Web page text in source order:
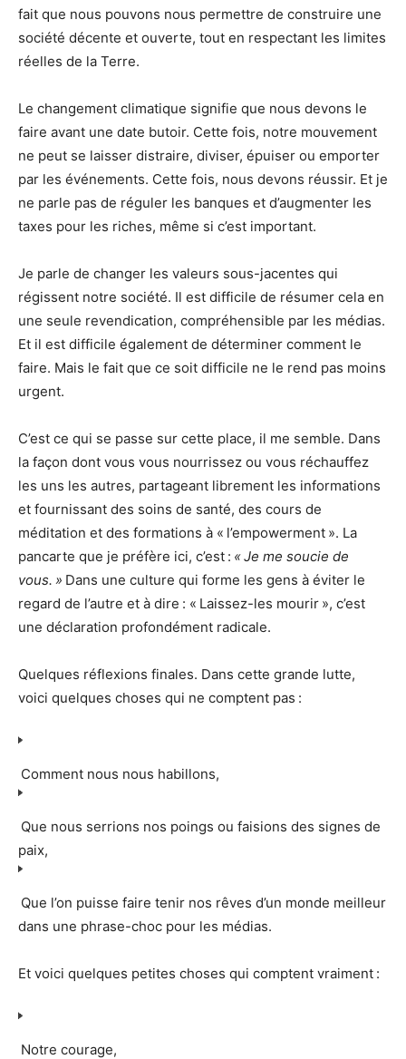
fait que nous pouvons nous permettre de construire une
société décente et ouverte, tout en respectant les limites
réelles de la Terre.
Le changement climatique signifie que nous devons le
faire avant une date butoir. Cette fois, notre mouvement
ne peut se laisser distraire, diviser, épuiser ou emporter
par les événements. Cette fois, nous devons réussir. Et je
ne parle pas de réguler les banques et d’augmenter les
taxes pour les riches, même si c’est important.
Je parle de changer les valeurs sous-jacentes qui
régissent notre société. Il est difficile de résumer cela en
une seule revendication, compréhensible par les médias.
Et il est difficile également de déterminer comment le
faire. Mais le fait que ce soit difficile ne le rend pas moins
urgent.
C’est ce qui se passe sur cette place, il me semble. Dans
la façon dont vous vous nourrissez ou vous réchauffez
les uns les autres, partageant librement les informations
et fournissant des soins de santé, des cours de
méditation et des formations à « l’empowerment ». La
pancarte que je préfère ici, c’est : « Je me soucie de
vous. » Dans une culture qui forme les gens à éviter le
regard de l’autre et à dire : « Laissez-les mourir », c’est
une déclaration profondément radicale.
Quelques réflexions finales. Dans cette grande lutte,
voici quelques choses qui ne comptent pas :
Comment nous nous habillons,
Que nous serrions nos poings ou faisions des signes de
paix,
Que l’on puisse faire tenir nos rêves d’un monde meilleur
dans une phrase-choc pour les médias.
Et voici quelques petites choses qui comptent vraiment :
Notre courage,